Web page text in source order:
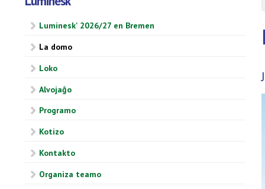
Luminesk' 2026/27 en Bremen
La domo
Loko
Alvojaĝo
Programo
Kotizo
Kontakto
Organiza teamo